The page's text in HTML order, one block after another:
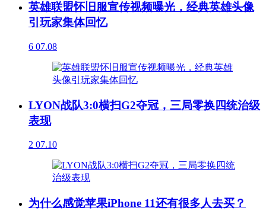
英雄联盟怀旧服宣传视频曝光，经典英雄头像
引玩家集体回忆
6 07.08
LYON战队3:0横扫G2夺冠，三局零换四统治级
表现
2 07.10
为什么感觉苹果iPhone 11还有很多人去买？